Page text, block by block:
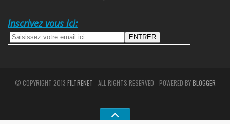
Inscrivez vous ici:
© COPYRIGHT 2013 FILTRENET - ALL RIGHTS RESERVED - POWERED BYBLOGGER